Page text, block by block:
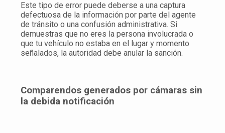
Este tipo de error puede deberse a una captura
defectuosa de la información por parte del agente
de tránsito o una confusión administrativa. Si
demuestras que no eres la persona involucrada o
que tu vehículo no estaba en el lugar y momento
señalados, la autoridad debe anular la sanción.
Comparendos generados por cámaras sin
la debida notificación